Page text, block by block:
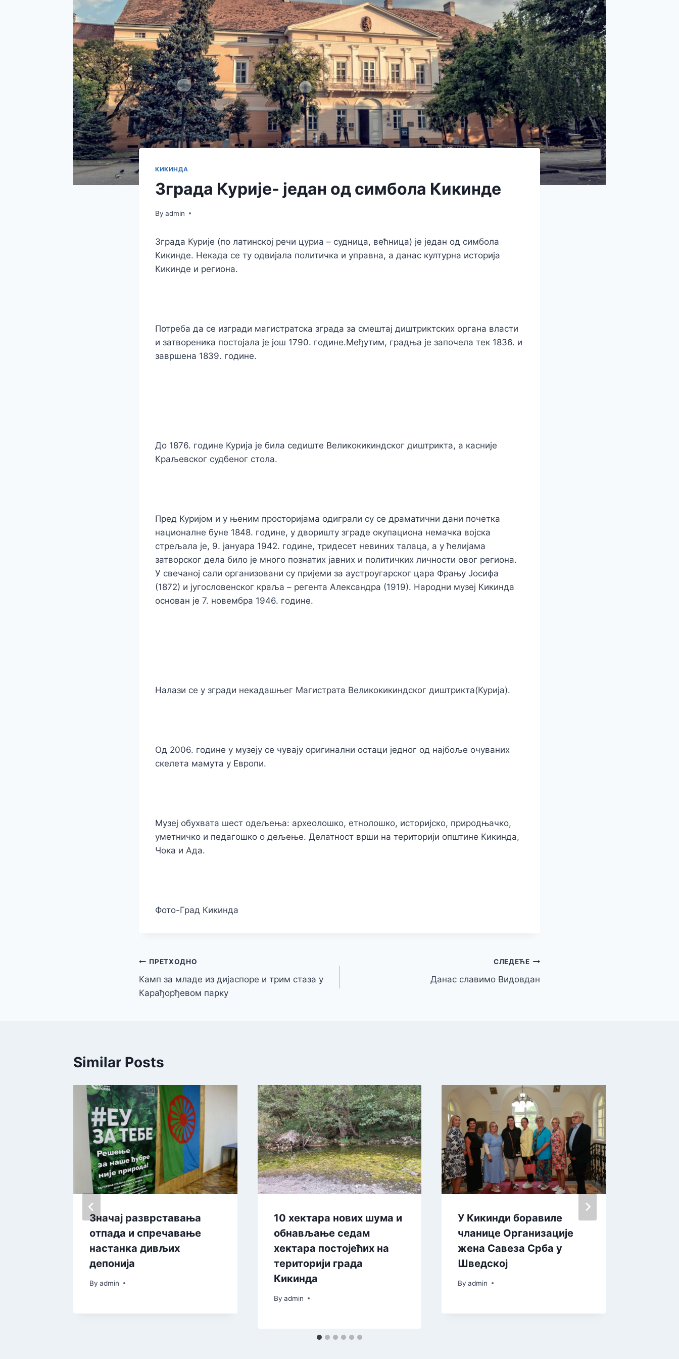
КИКИНДА
Зграда Курије- један од симбола Кикинде
By admin
Зграда Курије (по латинској речи цуриа – судница, већница) је један од симбола
Кикинде. Некада се ту одвијала политичка и управна, а данас културна историја
Кикинде и региона.
Потреба да се изгради магистратска зграда за смештај диштриктских органа власти
и затвореника постојала је још 1790. године.Међутим, градња је започела тек 1836. и
завршена 1839. године.
До 1876. године Курија је била седиште Великокикиндског диштрикта, а касније
Краљевског судбеног стола.
Пред Куријом и у њеним просторијама одиграли су се драматични дани почетка
националне буне 1848. године, у дворишту зграде окупациона немачка војска
стрељала је, 9. јануара 1942. године, тридесет невиних талаца, а у ћелијама
затворског дела било је много познатих јавних и политичких личности овог региона.
У свечаној сали организовани су пријеми за аустроугарског цара Фрању Јосифа
(1872) и југословенског краља – регента Александра (1919). Народни музеј Кикинда
основан је 7. новембра 1946. године.
Налази се у згради некадашњег Магистрата Великокикиндског диштрикта(Курија).
Од 2006. године у музеју се чувају оригинални остаци једног од најбоље очуваних
скелета мамута у Европи.
Музеј обухвата шест одељења: археолошко, етнолошко, историјско, природњачко,
уметничко и педагошко о дељење. Делатност врши на територији општине Кикинда,
Чока и Ада.
Фото-Град Кикинда
Кретање
чланка
ПРЕТХОДНО
Камп за младе из дијаспоре и трим стаза у
Карађорђевом парку
СЛЕДЕЋЕ
Данас славимо Видовдан
Similar Posts
Значај разврставања
отпада и спречавање
настанка дивљих
депонија
By admin
10 хектара нових шума и
обнављање седам
хектара постојећих на
територији града
Кикинда
By admin
У Кикинди боравиле
чланице Организације
жена Савеза Срба у
Шведској
By admin